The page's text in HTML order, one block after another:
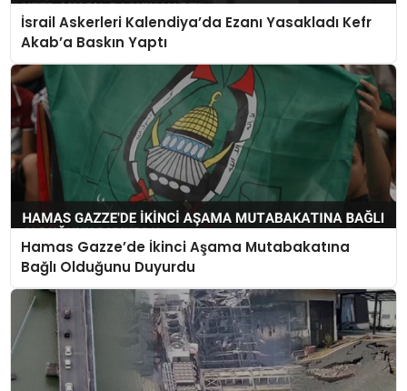
İsrail Askerleri Kalendiya’da Ezanı Yasakladı Kefr
Akab’a Baskın Yaptı
Hamas Gazze’de İkinci Aşama Mutabakatına
Bağlı Olduğunu Duyurdu